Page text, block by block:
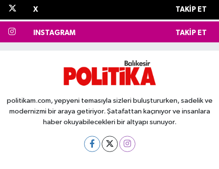
X TAKIP ET
INSTAGRAM TAKIP ET
politikam.com, yepyeni temasıyla sizleri buluştururken, sadelik ve
modernizmi bir araya getiriyor. Şatafattan kaçınıyor ve insanlara
haber okuyabilecekleri bir altyapı sunuyor.